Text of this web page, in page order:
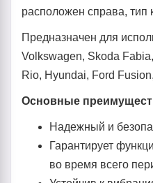
расположен справа, тип
Предназначен для
Volkswagen, Skoda
Rio, Hyundai, Ford
Основные
Надежный и
Гарантирует
во время всего